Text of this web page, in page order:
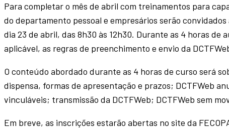
Para completar o mês de abril com treinamentos para
do departamento pessoal e empresários serão
dia 23 de abril, das 8h30 às 12h30. Durante as 4 horas
aplicável, as regras de preenchimento e envio da
O conteúdo abordado durante as 4 horas de curso será
dispensa, formas de apresentação e prazos; DCTFWeb
vinculáveis; transmissão da DCTFWeb; DCTFWeb sem
Em breve, as inscrições estarão abertas no site da